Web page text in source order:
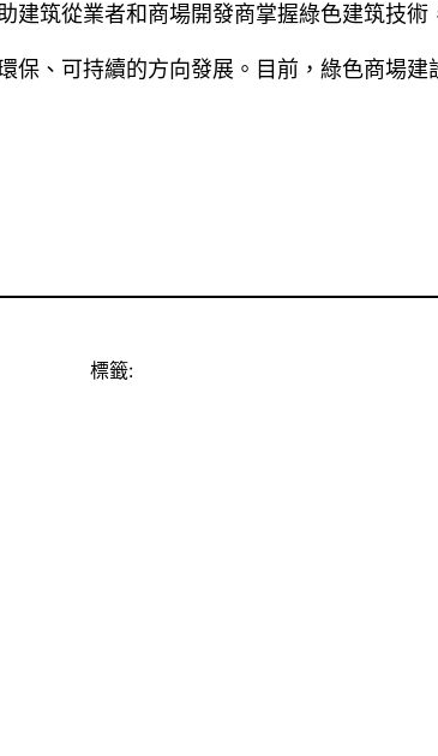
筑從業者和商場開發商掌握綠色建筑技術
、可持續的方向發展。目前，綠色商場
標籤: